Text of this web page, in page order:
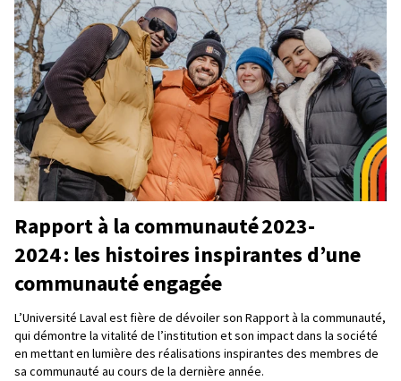
Rapport à la communauté 2023-
2024 : les histoires inspirantes d’une
communauté engagée
L’Université Laval est fière de dévoiler son Rapport à la communauté,
qui démontre la vitalité de l’institution et son impact dans la société
en mettant en lumière des réalisations inspirantes des membres de
sa communauté au cours de la dernière année.